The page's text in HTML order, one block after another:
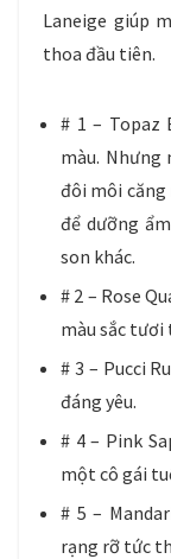
Laneige giúp
thoa đầu tiên.
# 1 – Topaz
màu. Nhưng
đôi môi
để dưỡng
son khác.
# 2 – Rose
màu sắc tươi
# 3 – Pucci
đáng yêu.
# 4 – Pink
một cô gái
# 5 –
rạng rỡ tức